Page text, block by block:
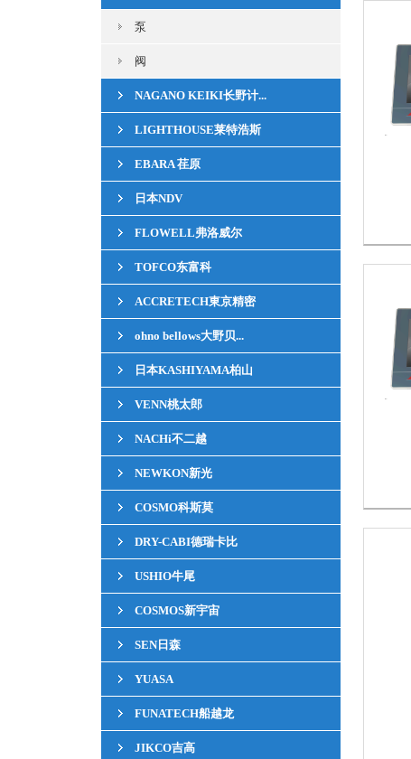
泵
阀
NAGANO KEIKI长野计...
LIGHTHOUSE莱特浩斯
EBARA 荏原
日本NDV
FLOWELL弗洛威尔
TOFCO东富科
ACCRETECH東京精密
ohno bellows大野贝...
日本KASHIYAMA柏山
VENN桃太郎
NACHi不二越
NEWKON新光
COSMO科斯莫
DRY-CABI德瑞卡比
USHIO牛尾
COSMOS新宇宙
SEN日森
YUASA
FUNATECH船越龙
JIKCO吉高